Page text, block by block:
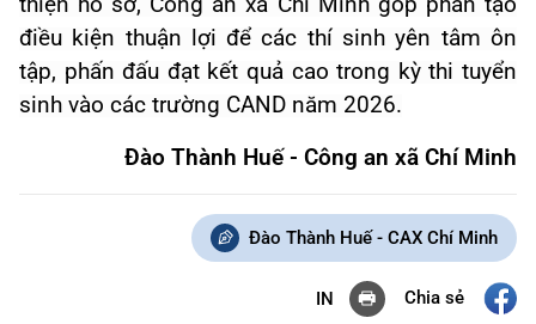
điều kiện thuận lợi để các thí sinh yên tâm ôn
tập, phấn đấu đạt kết quả cao trong kỳ thi tuyển
sinh vào các trường CAND năm 2026.
Đào Thành Huế - Công an xã Chí Minh
Đào Thành Huế - CAX Chí Minh
IN Chia sẻ